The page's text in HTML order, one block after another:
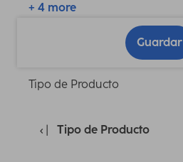
+ 4 more
Guardar
Tipo de Producto
Tipo de Producto